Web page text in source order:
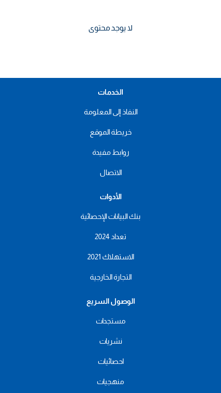
لا يوجد محتوى
الخدمات
النفاذ إلى المعلومة
خريطة الموقع
روابط مفيدة
الاتصال
الأدوات
بنك البيانات الإحصائية
تعداد 2024
الاستهلاك 2021
التجارة الخارجية
الوصول السريع
مستجدات
نشريات
احصائيات
منهجيات